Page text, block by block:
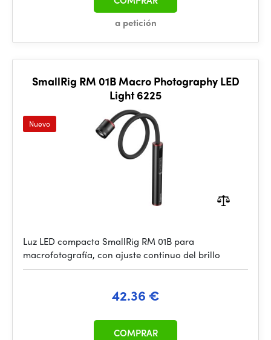
a petición
SmallRig RM 01B Macro Photography LED
Light 6225
Nuevo
Luz LED compacta SmallRig RM 01B para
macrofotografía, con ajuste continuo del brillo
42.36 €
COMPRAR